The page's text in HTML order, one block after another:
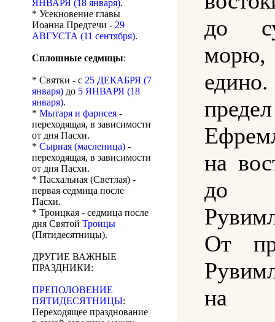
ЯНВАРЯ (18 января).
* Усекновение главы
Иоанна Предтечи - 29
АВГУСТА (11 сентября).
Сплошные седмицы:
* Святки - с 25 ДЕКАБРЯ (7
января) до 5 ЯНВАРЯ (18
января).
* Мытаря и фарисея -
переходящая, в зависимости
от дня Пасхи.
* Сырная (масленица) -
переходящая, в зависимости
от дня Пасхи.
* Пасхальная (Светлая) -
первая седмица после
Пасхи.
* Троицкая - седмица после
дня Святой Троицы
(Пятидесятницы).
ДРУГИЕ ВАЖНЫЕ
ПРАЗДНИКИ:
ПРЕПОЛОВЕНИЕ
ПЯТИДЕСЯТНИЦЫ:
Переходящее празднование
до
морю,
на
до
От
на